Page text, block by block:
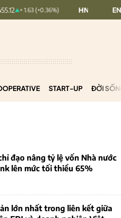
(+0.36%) HNXINDEX: 293.44
START-UP ĐỜI
đạo nâng tỷ lệ vốn Nhà nước
lên mức tối thiểu 65%
lớn nhất trong liên kết giữa